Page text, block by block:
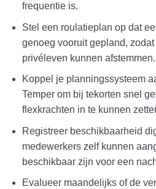
frequentie is.
Stel een roulatieplan op dat
genoeg vooruit gepland,
privéleven kunnen afstemmen.
Koppel je planningssysteem
Temper om bij tekorten snel
flexkrachten in te kunnen
Registreer beschikbaarheid
medewerkers zelf kunnen
beschikbaar zijn voor een
Evalueer maandelijks of de